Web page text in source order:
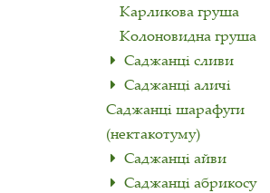
Карликова груша
Колоновидна груша
Саджанці сливи
Саджанці аличі
Саджанці шарафуги
(нектакотуму)
Саджанці айви
Саджанці абрикосу